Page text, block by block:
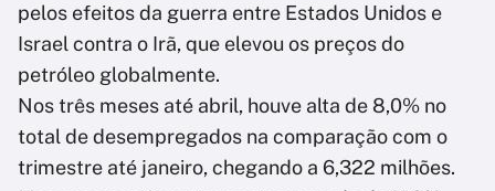
pelos efeitos da guerra entre Estados Unidos e
Israel contra o Irã, que elevou os preços do
petróleo globalmente.
Nos três meses até abril, houve alta de 8,0% no
total de desempregados na comparação com o
trimestre até janeiro, chegando a 6,322 milhões.